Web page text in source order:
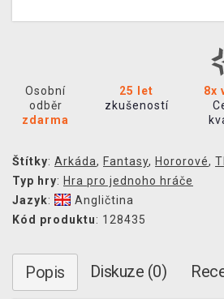
Osobní
odběr
zdarma
25 let
zkušeností
8x
Štítky: Arkáda, Fantasy, Hororové,
Typ hry: Hra pro jednoho hráče
Jazyk:
Angličtina
Kód produktu: 128435
Popis Diskuze (0)